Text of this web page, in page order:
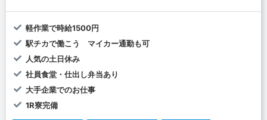
軽作業で時給1500円
駅チカで働こう マイカー通勤も可
人気の土日休み
社員食堂・仕出し弁当あり
大手企業でのお仕事
1R寮完備